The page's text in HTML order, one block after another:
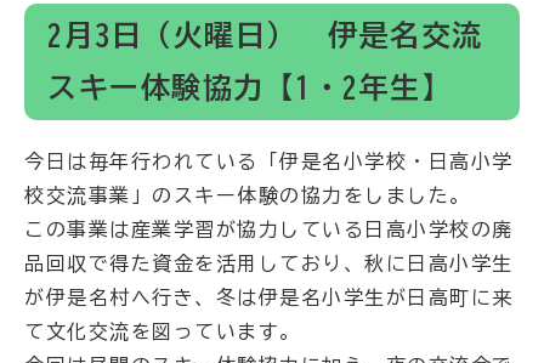
2月3日（火曜日） 伊是名交流
スキー体験協力【1・2年生】
今日は毎年行われている「伊是名小学校・日高小学
校交流事業」のスキー体験の協力をしました。
この事業は産業学習が協力している日高小学校の廃
品回収で得た資金を活用しており、秋に日高小学生
が伊是名村へ行き、冬は伊是名小学生が日高町に来
て文化交流を図っています。